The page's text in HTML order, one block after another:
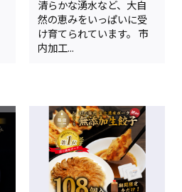
清らかな湧水など、大自
然の恵みをいっぱいに受
け育てられています。 市
内加工...